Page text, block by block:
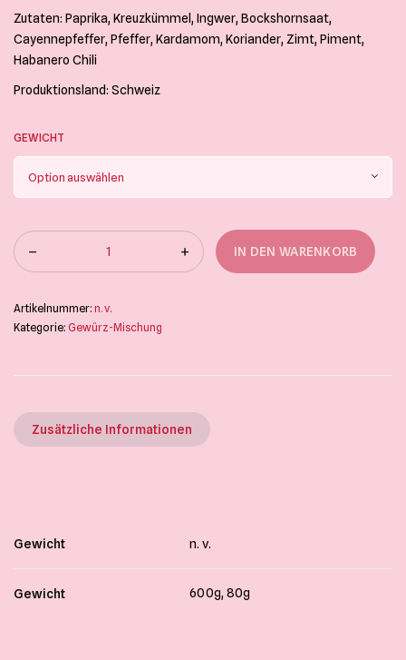
Zutaten: Paprika, Kreuzkümmel, Ingwer, Bockshornsaat,
Cayennepfeffer, Pfeffer, Kardamom, Koriander, Zimt, Piment,
Habanero Chili
Produktionsland: Schweiz
GEWICHT
IN DEN WARENKORB
Artikelnummer: n. v.
Kategorie: Gewürz-Mischung
Zusätzliche Informationen
Gewicht n. v.
Gewicht 600g, 80g